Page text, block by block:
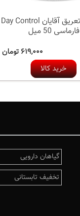
رول ضد تعریق آقایان Day Control
فارماسی 50 میل
۶۱۹,۰۰۰ تومان
خرید کالا
گیاهان دارویی
تخفیف تابستانی